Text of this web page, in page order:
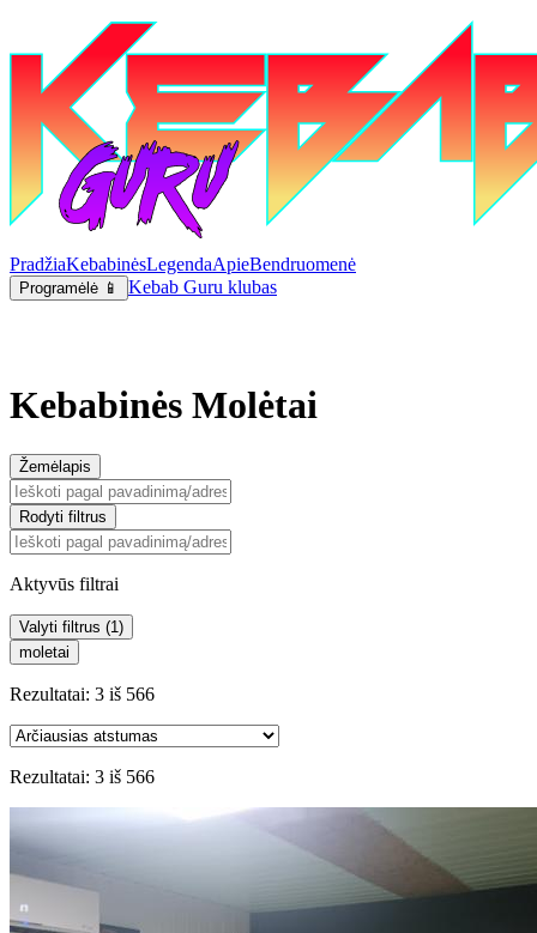
PradžiaKebabinėsLegendaApieBendruomenė
Programėlė 📱 Kebab Guru klubas
Kebabinės Molėtai
Žemėlapis
Rodyti filtrus
Aktyvūs filtrai
Valyti filtrus (1 )
moletai
Rezultatai: 3 iš 566
Rezultatai: 3 iš 566